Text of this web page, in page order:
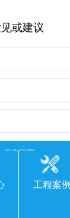
或建议
工程案例